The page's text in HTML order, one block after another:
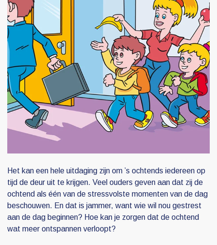
Het kan een hele uitdaging zijn om ’s ochtends iedereen op
tijd de deur uit te krijgen. Veel ouders geven aan dat zij de
ochtend als één van de stressvolste momenten van de dag
beschouwen. En dat is jammer, want wie wil nou gestrest
aan de dag beginnen? Hoe kan je zorgen dat de ochtend
wat meer ontspannen verloopt?